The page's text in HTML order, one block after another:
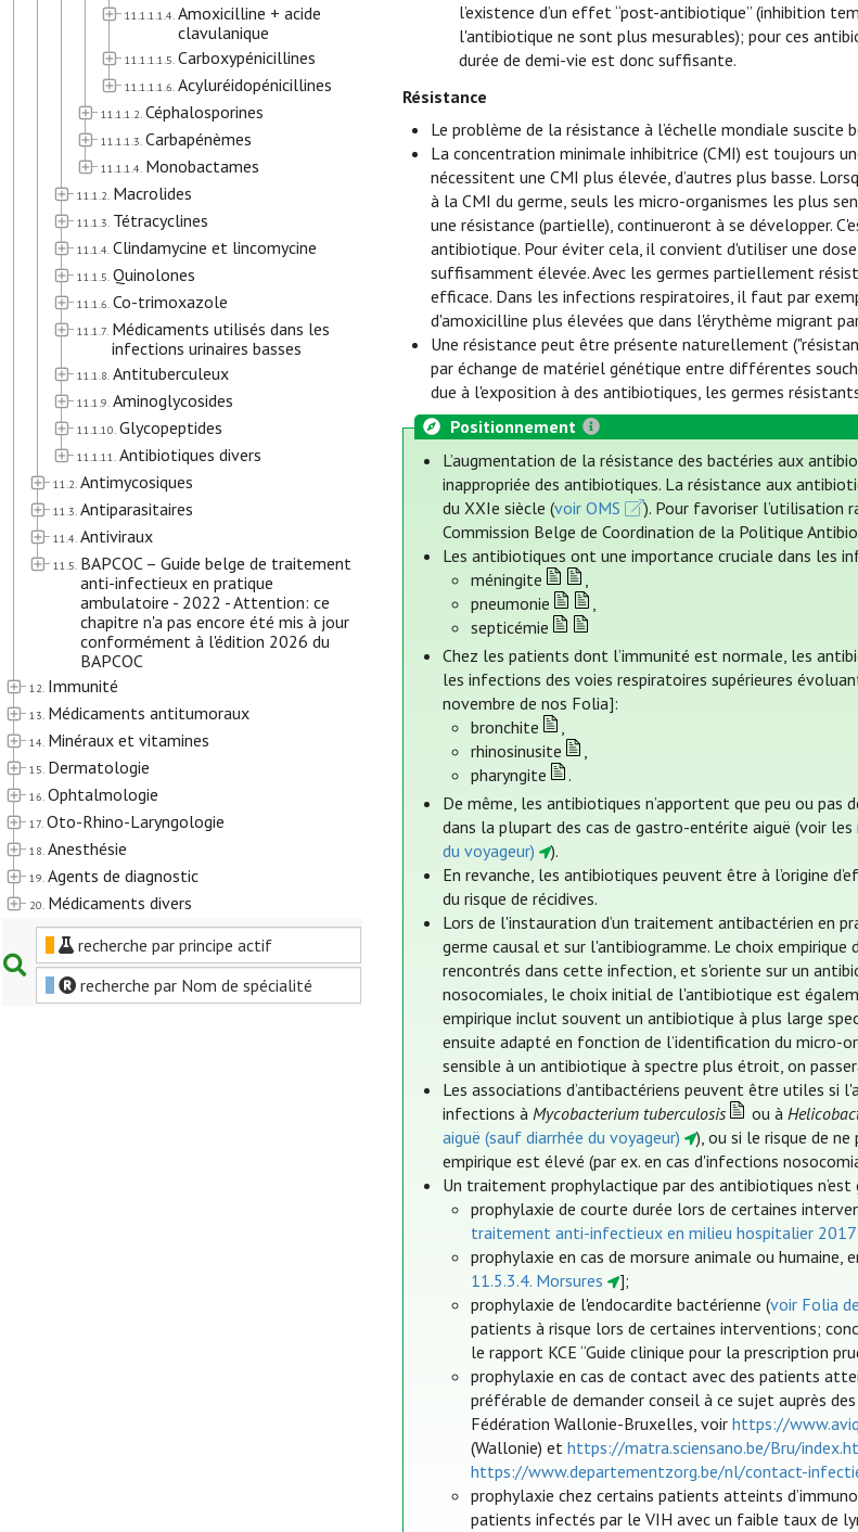
11.1.1.1.4. Amoxicilline + acide
clavulanique
11.1.1.1.5. Carboxypénicillines
11.1.1.1.6. Acyluréidopénicillines
11.1.1.2. Céphalosporines
11.1.1.3. Carbapénèmes
11.1.1.4. Monobactames
11.1.2. Macrolides
11.1.3. Tétracyclines
11.1.4. Clindamycine et lincomycine
11.1.5. Quinolones
11.1.6. Co-trimoxazole
11.1.7. Médicaments utilisés dans les
infections urinaires basses
11.1.8. Antituberculeux
11.1.9. Aminoglycosides
11.1.10. Glycopeptides
11.1.11. Antibiotiques divers
11.2. Antimycosiques
11.3. Antiparasitaires
11.4. Antiviraux
11.5. BAPCOC – Guide belge de traitement
anti-infectieux en pratique
ambulatoire - 2022 - Attention: ce
chapitre n'a pas encore été mis à jour
conformément à l'édition 2026 du
BAPCOC
12. Immunité
13. Médicaments antitumoraux
14. Minéraux et vitamines
15. Dermatologie
16. Ophtalmologie
17. Oto-Rhino-Laryngologie
18. Anesthésie
19. Agents de diagnostic
20. Médicaments divers
recherche par principe actif
recherche par Nom de spécialité
l’existence d’un effet “post-antibiotique” (inhibition
l'antibiotique ne sont plus mesurables); pour ces
durée de demi-vie est donc suffisante.
Résistance
Le problème de la résistance à l’échelle mondiale suscite
La concentration minimale inhibitrice (CMI) est toujours
nécessitent une CMI plus élevée, d’autres plus basse.
à la CMI du germe, seuls les micro-organismes les plus
une résistance (partielle), continueront à se développer.
antibiotique. Pour éviter cela, il convient d'utiliser une
suffisamment élevée. Avec les germes partiellement
efficace. Dans les infections respiratoires, il faut par
d'amoxicilline plus élevées que dans l'érythème migrant
Une résistance peut être présente naturellement
par échange de matériel génétique entre différentes
due à l'exposition à des antibiotiques, les germes
Positionnement
L’augmentation de la résistance des bactéries aux
inappropriée des antibiotiques. La résistance aux
du XXIe siècle (voir OMS
). Pour favoriser l’utilisation
Commission Belge de Coordination de la Politique
Les antibiotiques ont une importance cruciale dans les
méningite
,
pneumonie
,
septicémie
Chez les patients dont l’immunité est normale, les
les infections des voies respiratoires supérieures
novembre de nos Folia]:
bronchite
,
rhinosinusite
,
pharyngite
.
De même, les antibiotiques n’apportent que peu ou pas
dans la plupart des cas de gastro-entérite aiguë (voir les
du voyageur)
).
En revanche, les antibiotiques peuvent être à l’origine
du risque de récidives.
Lors de l'instauration d’un traitement antibactérien en
germe causal et sur l'antibiogramme. Le choix
rencontrés dans cette infection, et s'oriente sur un
nosocomiales, le choix initial de l'antibiotique est
empirique inclut souvent un antibiotique à plus large
ensuite adapté en fonction de l’identification du micro-
sensible à un antibiotique à spectre plus étroit, on
Les associations d’antibactériens peuvent être utiles si
infections àMycobacterium tuberculosis ou à
aiguë (sauf diarrhée du voyageur)
), ou si le risque de
empirique est élevé (par ex. en cas d'infections
Un traitement prophylactique par des antibiotiques
prophylaxie de courte durée lors de certaines
traitement anti-infectieux en milieu hospitalier 2017
prophylaxie en cas de morsure animale ou
11.5.3.4. Morsures
];
prophylaxie de l'endocardite bactérienne (voir Folia
patients à risque lors de certaines interventions;
le rapport KCE “Guide clinique pour la prescription
prophylaxie en cas de contact avec des patients
préférable de demander conseil à ce sujet auprès
Fédération Wallonie-Bruxelles, voirhttps://
(Wallonie) ethttps://matra.sciensano.be/Bru/
https://www.departementzorg.be/nl/contact-
prophylaxie chez certains patients atteints
patients infectés par le VIH avec un faible taux de